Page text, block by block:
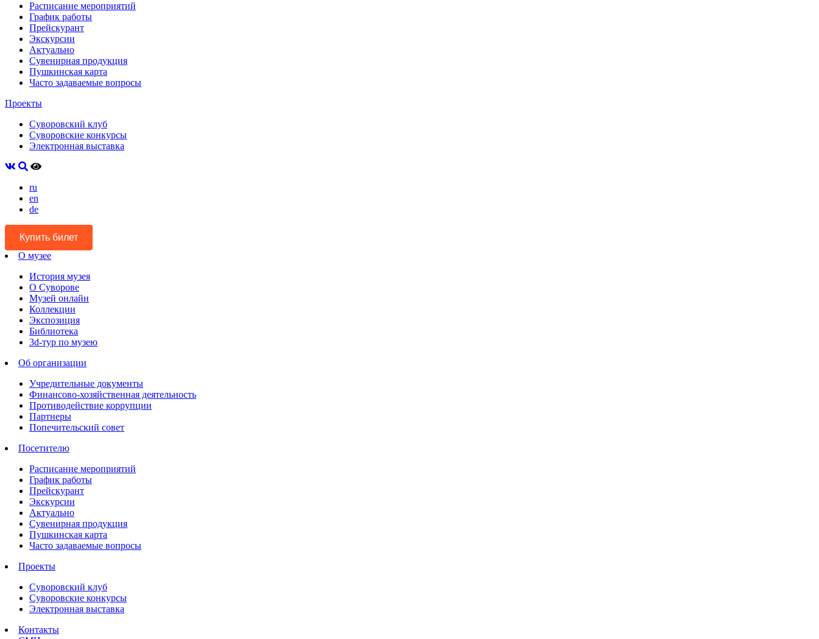
Расписание мероприятий
График работы
Прейскурант
Экскурсии
Актуально
Сувенирная продукция
Пушкинская карта
Часто задаваемые вопросы
Проекты
Суворовский клуб
Суворовские конкурсы
Электронная выставка
ru
en
de
Купить билет
О музее
История музея
О Суворове
Музей онлайн
Коллекции
Экспозиция
Библиотека
3d-тур по музею
Об организации
Учредительные документы
Финансово-хозяйственная деятельность
Противодействие коррупции
Партнеры
Попечительский совет
Посетителю
Расписание мероприятий
График работы
Прейскурант
Экскурсии
Актуально
Сувенирная продукция
Пушкинская карта
Часто задаваемые вопросы
Проекты
Суворовский клуб
Суворовские конкурсы
Электронная выставка
Контакты